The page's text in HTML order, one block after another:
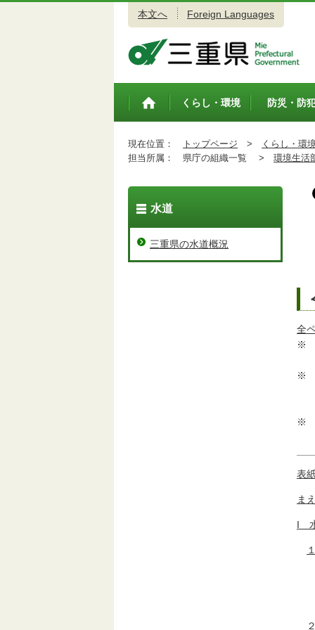
本文へ Foreign Languages
トップペ
くらし・環境 防災・防
現在位置： トップページ >
くらし・環
担当所属：
県庁の組織一覧 > 環境生活
全
※
※
※
表
ま
I
２
水道
三重県の水道概況